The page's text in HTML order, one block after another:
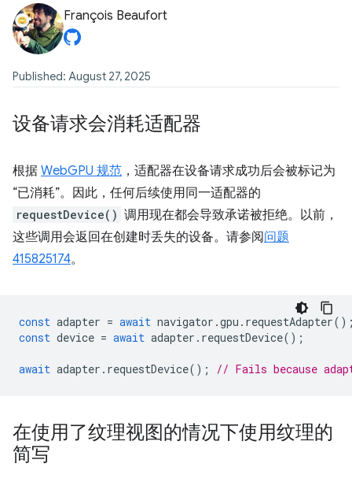
François Beaufort
Published: August 27, 2025
设备请求会消耗适配器
根据 WebGPU 规范 ，适配器在设备请求成功后会被标记为
“已消耗”。因此，任何后续使用同一适配器的
requestDevice() 调用现在都会导致承诺被拒绝。以前，
这些调用会返回在创建时丢失的设备。请参阅问题
415825174。
const adapter = await navigator .gpu . requestAdapter
const device = await adapter . requestDevice();
await adapter . requestDevice(); // Fails because
在使用了纹理视图的情况下使用纹理的
简写